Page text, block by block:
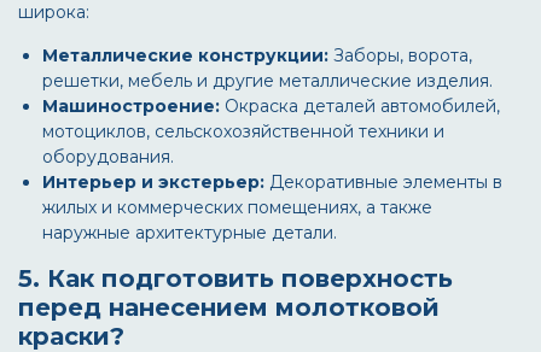
широка:
Металлические конструкции: Заборы, ворота,
решетки, мебель и другие металлические изделия.
Машиностроение: Окраска деталей автомобилей,
мотоциклов, сельскохозяйственной техники и
оборудования.
Интерьер и экстерьер: Декоративные элементы в
жилых и коммерческих помещениях, а также
наружные архитектурные детали.
5. Как подготовить поверхность
перед нанесением молотковой
краски?